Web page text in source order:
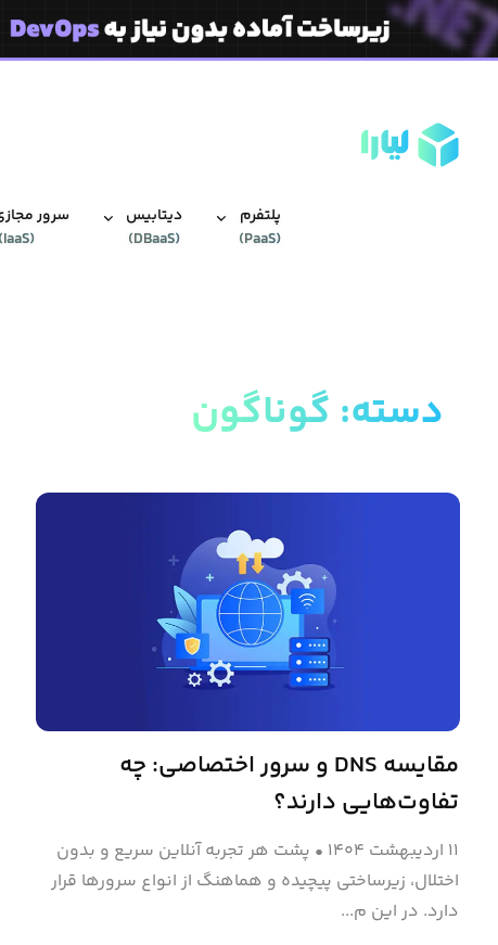
سرور
(
IaaS
)
دیتابیس‌
(
DBaaS
)
پلتفرم
(
PaaS
)
دسته: گوناگون
مقایسه DNS و سرور اختصاصی: چه
تفاوت‌هایی دارند؟
۱۱ اردیبهشت ۱۴۰۴ • پشت هر تجربه آنلاین سریع و بدون
اختلال، زیرساختی پیچیده و هماهنگ از انواع سرورها قرار
دارد. در این م...